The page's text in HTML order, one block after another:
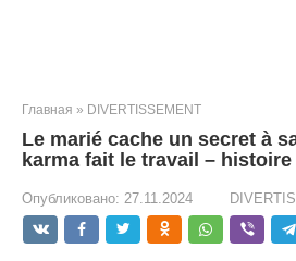
Главная » DIVERTISSEMENT
Le marié cache un secret à
karma fait le travail –
Опубликовано: 27.11.2024